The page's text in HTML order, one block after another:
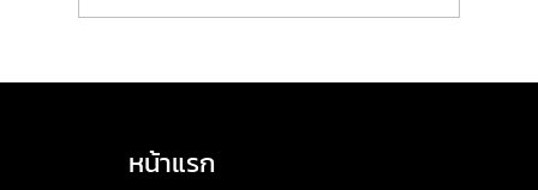
HASLA เปิดรับสมัครอบรม! หลักสูตร TSM
กุมภาพันธ์ 2569
หน้าแรก